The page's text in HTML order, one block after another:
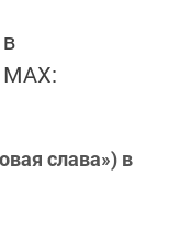
слава») в